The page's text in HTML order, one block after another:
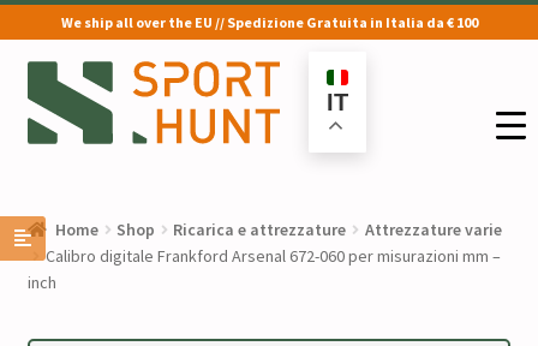
We ship all over the EU // Spedizione Gratuita in Italia da € 100
Vai
alla
navigazione
Vai
al
contenuto
IT
Home Shop Ricarica e attrezzature
Attrezzature varie
Calibro digitale Frankford Arsenal 672-060 per misurazioni mm –
inch